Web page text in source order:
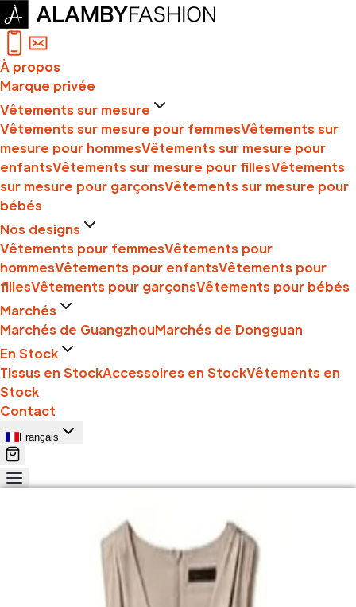
À propos
Marque privée
Vêtements sur mesure
Vêtements sur mesure pour femmesVêtements sur
mesure pour hommesVêtements sur mesure pour
enfantsVêtements sur mesure pour fillesVêtements
sur mesure pour garçonsVêtements sur mesure pour
bébés
Nos designs
Vêtements pour femmesVêtements pour
hommesVêtements pour enfantsVêtements pour
fillesVêtements pour garçonsVêtements pour bébés
Marchés
Marchés de GuangzhouMarchés de Dongguan
En Stock
Tissus en StockAccessoires en StockVêtements en
Stock
Contact
Français